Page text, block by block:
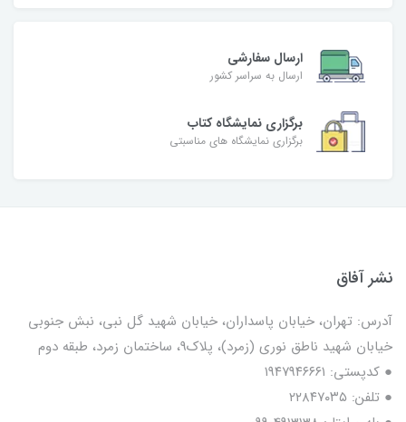
ارسال سفارشی
ارسال به سراسر کشور
برگزاری نمایشگاه کتاب
برگزاری نمایشگاه های مناسبتی
نشر آفاق
آدرس: تهران، خیابان پاسداران، خیابان شهید گل نبی، نبش جنوبی
خیابان شهید ناطق نوری (زمرد)، پلاک9، ساختمان زمرد، طبقه دوم
● کدپستی: ۱۹۴۷۹۴۶۶۶۱
● تلفن: ٢٢٨۴٧۰۳۵